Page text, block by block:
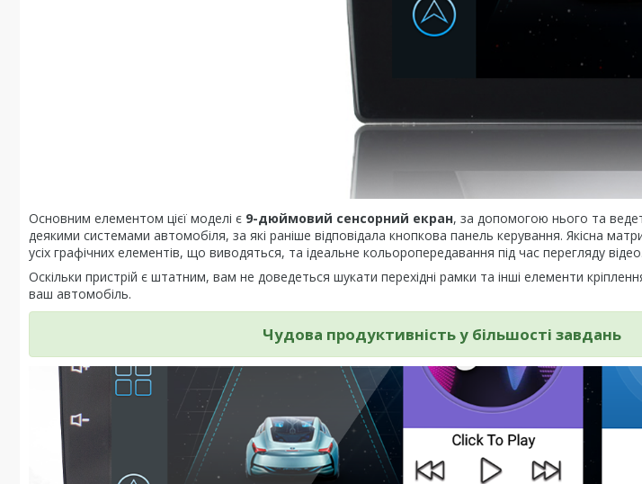
Основним елементом цієї моделі є 9-дюймовий сенсорний екран, за допомогою нього та
деякими системами автомобіля, за які раніше відповідала кнопкова панель керування. Якісна
усіх графічних елементів, що виводяться, та ідеальне кольоропередавання під час перегляду відео.
Оскільки пристрій є штатним, вам не доведеться шукати перехідні рамки та інші елементи
ваш автомобіль.
Чудова продуктивність у більшості завдань